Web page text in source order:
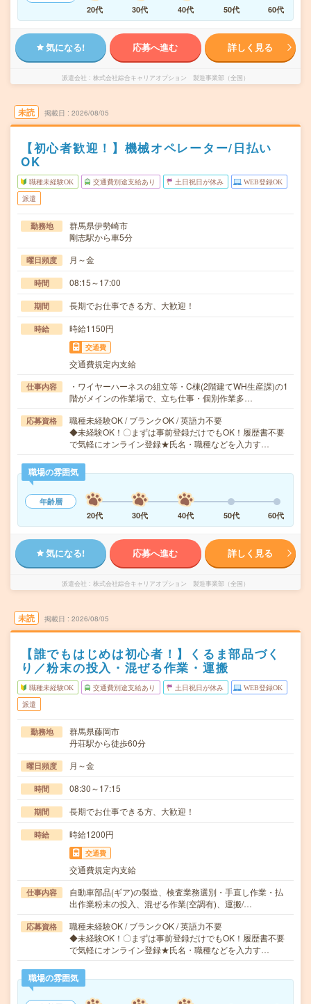
20代
30代 40代 50代 60代
気になる! 応募へ進む 詳しく見る
派遣会社 株式会社綜合キャリアオプション 製造事業部（全国）
未読 掲載日 2026/08/05
【初心者歓迎！】機械オペレーター/日払い
OK
職種未経験OK 交通費別途支給あり 土日祝日が休み WEB登録OK
派遣
勤務地
群馬県伊勢崎市
剛志駅から車5分
曜日頻度 月～金
時間 08:15～17:00
期間 長期でお仕事できる方、大歓迎！
時給 時給1150円
交通費
交通費規定内支給
仕事内容
・ワイヤーハーネスの組立等・C棟(2階建てWH生産課)の1
階がメインの作業場で、立ち仕事・個別作業多…
応募資格
職種未経験OK / ブランクOK / 英語力不要
◆未経験OK！〇まずは事前登録だけでもOK！履歴書不要
で気軽にオンライン登録★氏名・職種などを入力す…
職場の雰囲気
年齢層
20代
30代 40代 50代 60代
気になる! 応募へ進む 詳しく見る
派遣会社 株式会社綜合キャリアオプション 製造事業部（全国）
未読 掲載日 2026/08/05
【誰でもはじめは初心者！】くるま部品づく
り／粉末の投入・混ぜる作業・運搬
職種未経験OK 交通費別途支給あり 土日祝日が休み WEB登録OK
派遣
勤務地
群馬県藤岡市
丹荘駅から徒歩60分
曜日頻度 月～金
時間 08:30～17:15
期間 長期でお仕事できる方、大歓迎！
時給 時給1200円
交通費
交通費規定内支給
仕事内容
自動車部品(ギア)の製造、検査業務選別・手直し作業・払
出作業粉末の投入、混ぜる作業(空調有)、運搬/…
応募資格
職種未経験OK / ブランクOK / 英語力不要
◆未経験OK！〇まずは事前登録だけでもOK！履歴書不要
で気軽にオンライン登録★氏名・職種などを入力す…
職場の雰囲気